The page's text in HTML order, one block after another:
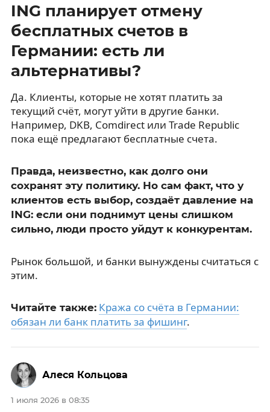
ING планирует отмену
бесплатных счетов в
Германии: есть ли
альтернативы?
Да. Клиенты, которые не хотят платить за
текущий счёт, могут уйти в другие банки.
Например, DKB, Comdirect или Trade Republic
пока ещё предлагают бесплатные счета.
Правда, неизвестно, как долго они
сохранят эту политику. Но сам факт, что у
клиентов есть выбор, создаёт давление на
ING: если они поднимут цены слишком
сильно, люди просто уйдут к конкурентам.
Рынок большой, и банки вынуждены считаться с
этим.
Читайте также: Кража со счёта в Германии:
обязан ли банк платить за фишинг.
1 июля 2026 в 08:35
Алеся Кольцова